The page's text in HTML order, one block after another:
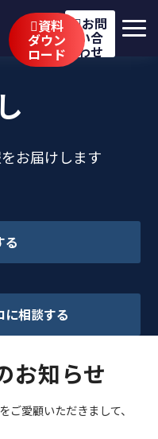
資料
ダウン
ロード
お問
い合
わせ
お届けします
る
相談する
お知らせ
ご愛顧いただきまして、